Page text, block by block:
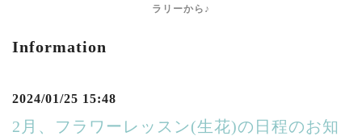
ラリーから♪
Information
2024/01/25 15:48
2月、フラワーレッスン(生花)の日程のお知